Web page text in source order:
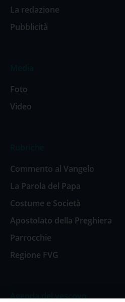
La redazione
Pubblicità
Foto
Video
Commento al Vangelo
La Parola del Papa
Costume e Società
Apostolato della Preghiera
Parrocchie
Regione FVG
Agenda del vescovo